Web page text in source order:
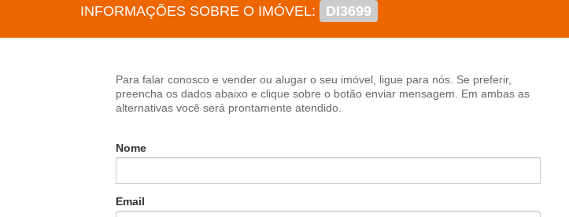
INFORMAÇÕES SOBRE O IMÓVEL: DI3699
Para falar conosco e vender ou alugar o seu imóvel, ligue para nós. Se preferir,
preencha os dados abaixo e clique sobre o botão enviar mensagem. Em ambas as
alternativas você será prontamente atendido.
Nome
Email